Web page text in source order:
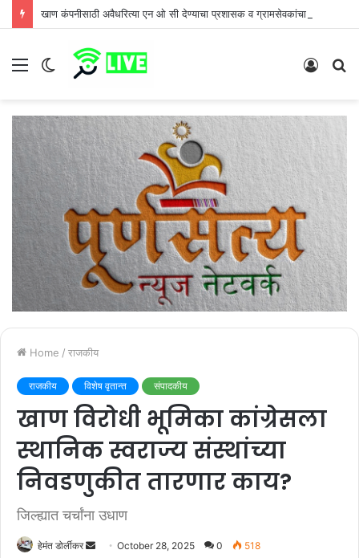
Menu
Switch
Log
Home / राजकीय
राजकीय विशेष वृतान्त संपादकीय
खाण विरोधी भूमिका कांग्रेसला
स्थानिक स्वराज्य संस्थांच्या
निवडणुकीत तारणार काय?
जिल्ह्यात चर्चांना उधाण
हेमंत डोर्लीकर October 28, 2025 0 518